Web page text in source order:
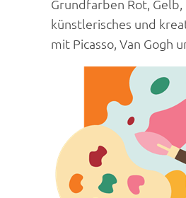
Grundfarben Rot,
künstlerisches und
mit Picasso, Van Gogh